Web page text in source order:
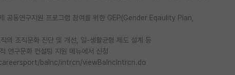
공동연구지원 프로그램 참여를 위한 GEP(Gender Eqaulity Plan,
의 조직문화 진단 및 개선, 일-생활균형 제도 설계 등
구문화 컨설팅 지원 메뉴에서 신청
balnc/intrcn/viewBalncIntrcn.do